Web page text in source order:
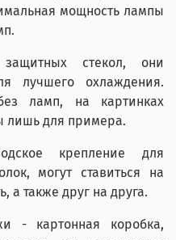
мощность лампы
стекол, они
лучшего охлаждения.
ламп, на картинках
лишь для примера.
крепление для
могут ставиться на
а также друг на друга.
- картонная коробка,